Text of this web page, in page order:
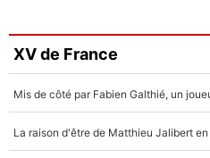
XV de France